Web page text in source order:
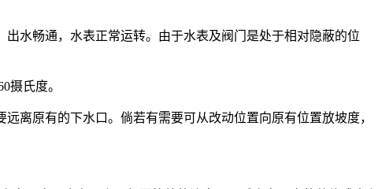
水畅通，水表正常运转。由于水表及阀门是处于相对隐蔽的位
摄氏度。
离原有的下水口。倘若有需要可从改动位置向原有位置放坡度，